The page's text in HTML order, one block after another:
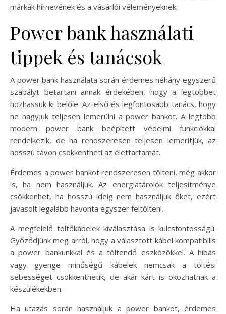
márkák hírnevének és a vásárlói véleményeknek.
Power bank használati
tippek és tanácsok
A power bank használata során érdemes néhány egyszerű
szabályt betartani annak érdekében, hogy a legtöbbet
hozhassuk ki belőle. Az első és legfontosabb tanács, hogy
ne hagyjuk teljesen lemerülni a power bankot. A legtöbb
modern power bank beépített védelmi funkciókkal
rendelkezik, de ha rendszeresen teljesen lemerítjük, az
hosszú távon csökkentheti az élettartamát.
Érdemes a power bankot rendszeresen tölteni, még akkor
is, ha nem használjuk. Az energiatárolók teljesítménye
csökkenhet, ha hosszú ideig nem használjuk őket, ezért
javasolt legalább havonta egyszer feltölteni.
A megfelelő töltőkábelek kiválasztása is kulcsfontosságú.
Győződjünk meg arról, hogy a választott kábel kompatibilis
a power bankunkkal és a töltendő eszközökkel. A hibás
vagy gyenge minőségű kábelek nemcsak a töltési
sebességet csökkenthetik, de akár kárt is okozhatnak a
készülékekben.
Ha utazás során használjuk a power bankot, érdemes